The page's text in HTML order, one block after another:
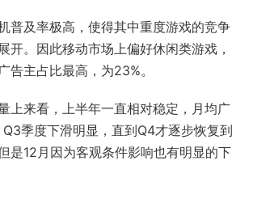
普及率极高，使得其中重度游戏的竞争
开。因此移动市场上偏好休闲类游戏，
告主占比最高，为23%。
上来看，上半年一直相对稳定，月均广
季度下滑明显，直到Q4才逐步恢复到
是12月因为客观条件影响也有明显的下